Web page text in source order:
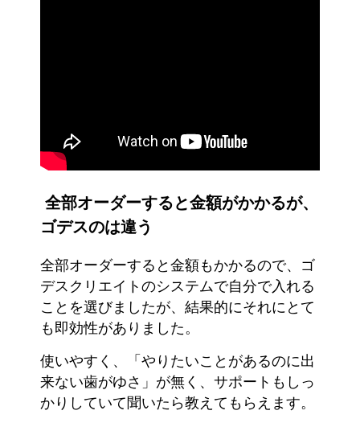
全部オーダーすると金額がかかるが、
ゴデスのは違う
全部オーダーすると金額もかかるので、ゴ
デスクリエイトのシステムで自分で入れる
ことを選びましたが、結果的にそれにとて
も即効性がありました。
使いやすく、「やりたいことがあるのに出
来ない歯がゆさ」が無く、サポートもしっ
かりしていて聞いたら教えてもらえます。